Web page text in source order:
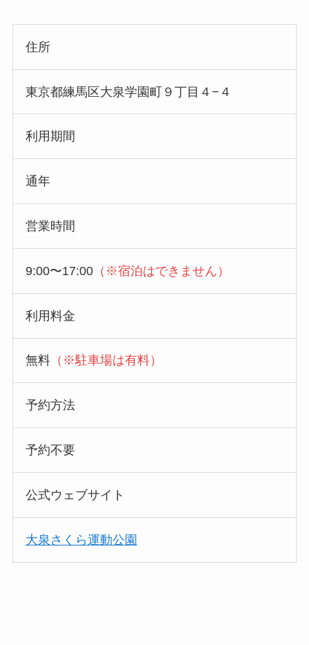
住所
東京都練馬区大泉学園町９丁目４−４
利用期間
通年
営業時間
9:00〜17:00（※宿泊はできません）
利用料金
無料（※駐車場は有料）
予約方法
予約不要
公式ウェブサイト
大泉さくら運動公園